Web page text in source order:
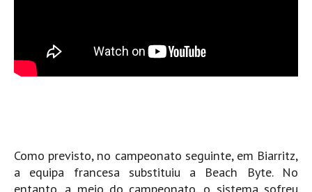
Como previsto, no campeonato seguinte, em Biarritz,
a equipa francesa substituiu a Beach Byte. No
entanto, a meio do campeonato, o sistema sofreu